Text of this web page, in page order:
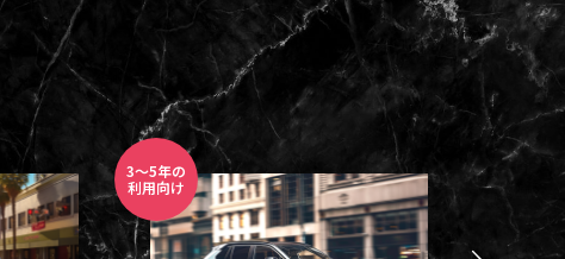
3～5年の
利用向け
自動運転
レンタル